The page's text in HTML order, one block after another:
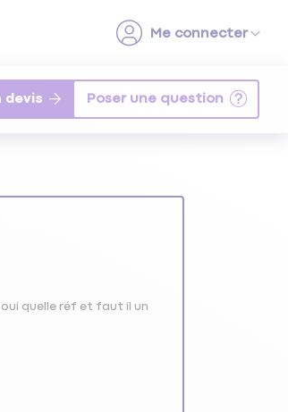
devis
oui quelle réf et faut il un